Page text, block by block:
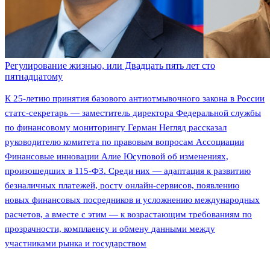
Регулирование жизнью, или Двадцать пять лет сто
пятнадцатому
К 25-летию принятия базового антиотмывочного закона в России
статс-секретарь — заместитель директора Федеральной службы
по финансовому мониторингу Герман Негляд рассказал
руководителю комитета по правовым вопросам Ассоциации
Финансовые инновации Алие Юсуповой об изменениях,
произошедших в 115-ФЗ. Среди них — адаптация к развитию
безналичных платежей, росту онлайн-сервисов, появлению
новых финансовых посредников и усложнению международных
расчетов, а вместе с этим — к возрастающим требованиям по
прозрачности, комплаенсу и обмену данными между
участниками рынка и государством